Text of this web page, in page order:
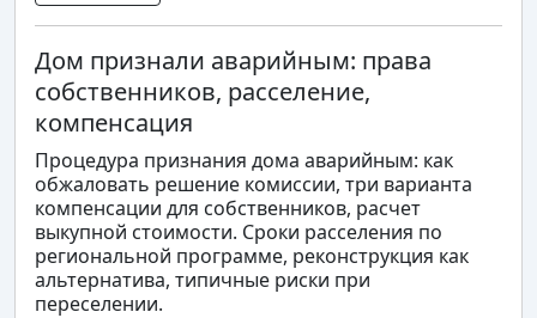
Дом признали аварийным: права
собственников, расселение,
компенсация
Процедура признания дома аварийным: как
обжаловать решение комиссии, три варианта
компенсации для собственников, расчет
выкупной стоимости. Сроки расселения по
региональной программе, реконструкция как
альтернатива, типичные риски при
переселении.